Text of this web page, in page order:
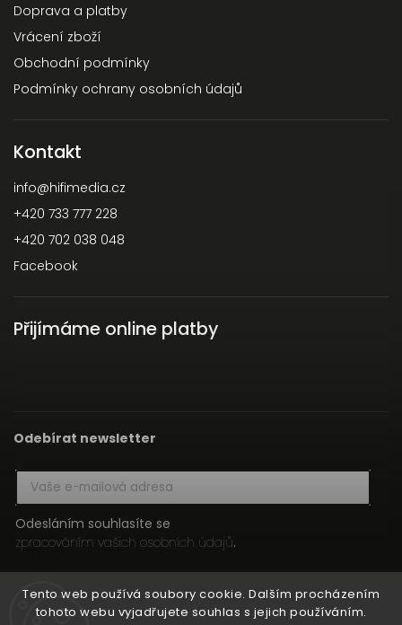
Tento web používá soubory cookie. Dalším procházením
tohoto webu vyjadřujete souhlas s jejich používáním.
Doprava a platby
Vrácení zboží
Obchodní podmínky
Podmínky ochrany osobních údajů
Kontakt
info@hifimedia.cz
+420 733 777 228
+420 702 038 048
Facebook
Přijímáme online platby
Odebírat newsletter
Odesláním souhlasíte se
zpracováním vašich osobních údajů.